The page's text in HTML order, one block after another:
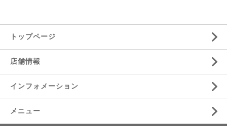
トップページ
店舗情報
インフォメーション
メニュー